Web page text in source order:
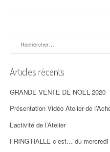
Articles récents
GRANDE VENTE DE NOEL 2020
Présentation Vidéo Atelier de
L’activité de l’Atelier
FRING’HALLE c’est… du